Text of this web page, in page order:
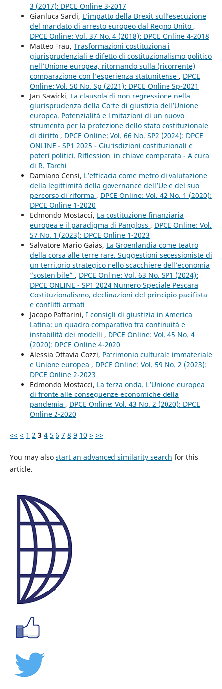
3 (2017): DPCE Online 3-2017
Gianluca Sardi, L’impatto della Brexit sull’esecuzione
del mandato di arresto europeo dal Regno Unito ,
DPCE Online: Vol. 37 No. 4 (2018): DPCE Online 4-2018
Matteo Frau, Trasformazioni costituzionali
giurisprudenziali e difetto di costituzionalismo politico
nell’Unione europea, ritornando sulla (ricorrente)
comparazione con l’esperienza statunitense , DPCE
Online: Vol. 50 No. Sp (2021): DPCE Online Sp-2021
Jan Sawicki, La clausola di non regressione nella
giurisprudenza della Corte di giustizia dell’Unione
europea. Potenzialità e limitazioni di un nuovo
strumento per la protezione dello stato costituzionale
di diritto , DPCE Online: Vol. 66 No. SP2 (2024): DPCE
ONLINE - SP1 2025 - Giurisdizioni costituzionali e
poteri politici. Riflessioni in chiave comparata - A cura
di R. Tarchi
Damiano Censi, L’efficacia come metro di valutazione
della legittimità della governance dell’Ue e del suo
percorso di riforma , DPCE Online: Vol. 42 No. 1 (2020):
DPCE Online 1-2020
Edmondo Mostacci, La costituzione finanziaria
europea e il paradigma di Pangloss , DPCE Online: Vol.
57 No. 1 (2023): DPCE Online 1-2023
Salvatore Mario Gaias, La Groenlandia come teatro
della corsa alle terre rare. Suggestioni secessioniste di
un territorio strategico nello scacchiere dell’economia
“sostenibile” , DPCE Online: Vol. 63 No. SP1 (2024):
DPCE ONLINE - SP1 2024 Numero Speciale Pescara
Costituzionalismo, declinazioni del principio pacifista
e conflitti armati
Jacopo Paffarini, I consigli di giustizia in America
Latina: un quadro comparativo tra continuità e
instabilità dei modelli , DPCE Online: Vol. 45 No. 4
(2020): DPCE Online 4-2020
Alessia Ottavia Cozzi, Patrimonio culturale immateriale
e Unione europea , DPCE Online: Vol. 59 No. 2 (2023):
DPCE Online 2-2023
Edmondo Mostacci, La terza onda. L’Unione europea
di fronte alle conseguenze economiche della
pandemia , DPCE Online: Vol. 43 No. 2 (2020): DPCE
Online 2-2020
<< < 1 2 3 4 5 6 7 8 9 10 > >>
You may also start an advanced similarity search for this
article.